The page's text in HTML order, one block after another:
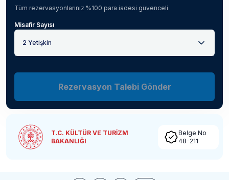
Tüm rezervasyonlarınız %100 para iadesi güvenceli
Misafir Sayısı
2 Yetişkin
Rezervasyon Talebi Gönder
T.C. KÜLTÜR VE TURİZM
BAKANLIĞI
Belge No
48-211